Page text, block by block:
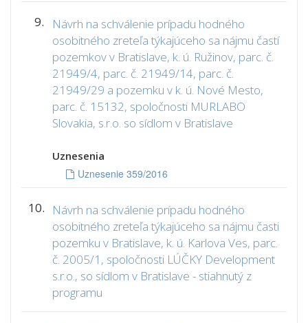
9.
Návrh na schválenie prípadu hodného
osobitného zreteľa týkajúceho sa nájmu častí
pozemkov v Bratislave, k. ú. Ružinov, parc. č.
21949/4, parc. č. 21949/14, parc. č.
21949/29 a pozemku v k. ú. Nové Mesto,
parc. č. 15132, spoločnosti MURLABO
Slovakia, s.r.o. so sídlom v Bratislave
Uznesenia
Uznesenie 359/2016
10.
Návrh na schválenie prípadu hodného
osobitného zreteľa týkajúceho sa nájmu časti
pozemku v Bratislave, k. ú. Karlova Ves, parc.
č. 2005/1, spoločnosti LÚČKY Development
s.r.o., so sídlom v Bratislave - stiahnutý z
programu